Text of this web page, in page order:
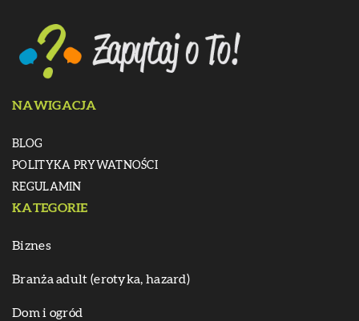
NAWIGACJA
BLOG
POLITYKA PRYWATNOŚCI
REGULAMIN
KATEGORIE
Biznes
Branża adult (erotyka, hazard)
Dom i ogród